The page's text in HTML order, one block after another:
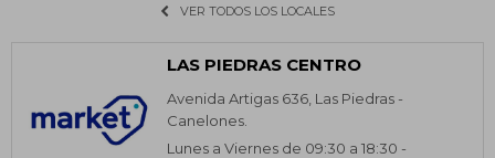
VER TODOS LOS LOCALES
LAS PIEDRAS CENTRO
Avenida Artigas 636, Las Piedras -
Canelones.
Lunes a Viernes de 09:30 a 18:30 -